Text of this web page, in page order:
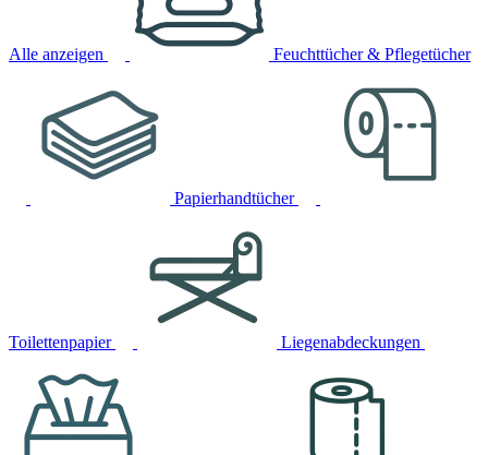
Alle anzeigen Feuchttücher & Pflegetücher
Papierhandtücher
Toilettenpapier Liegenabdeckungen